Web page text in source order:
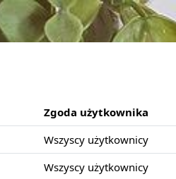
Zgoda użytkownika
Wszyscy użytkownicy
Wszyscy użytkownicy